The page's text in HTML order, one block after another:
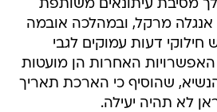
מסיבת עיתונאים משותפת
אנגלה מרקל, ובמהלכה אובמה
חילוקי דעות עמוקים לגבי
האפשרויות האחרות הן מועטות
שהוסיף כי הארכת תאריך
לא תהיה יעילה.